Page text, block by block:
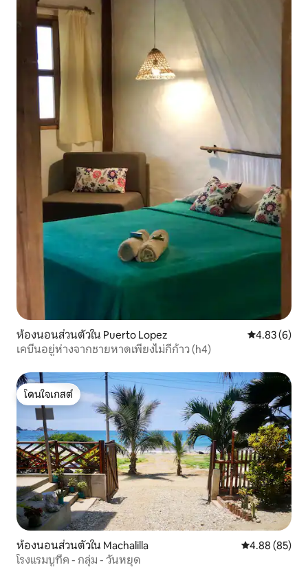
ห้องนอนส่วนตัวใน Puerto Lopez คะแนนเฉลี่ย
4.83 (6)
เคบีนอยู่ห่างจากชายหาดเพียงไม่กี่ก้าว (h4)
โดนใจเกสต์
โดนใจเกสต์
ห้องนอนส่วนตัวใน Machalilla คะแนนเฉลี่ย
4.88 (85)
โรงแรมบูทีค - กลุ่ม - วันหยุด